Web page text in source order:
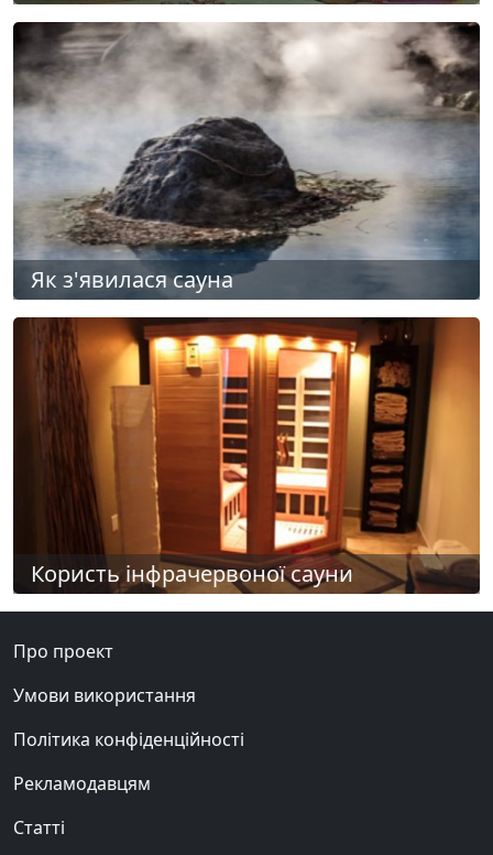
Як з'явилася сауна
Користь інфрачервоної сауни
Про проект
Умови використання
Політика конфіденційності
Рекламодавцям
Статті